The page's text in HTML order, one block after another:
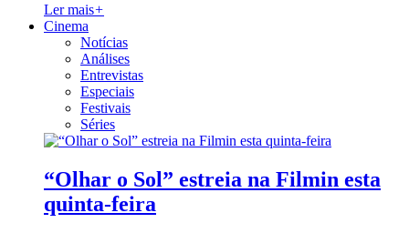
Ler mais+
Cinema
Notícias
Análises
Entrevistas
Especiais
Festivais
Séries
“Olhar o Sol” estreia na Filmin esta
quinta-feira